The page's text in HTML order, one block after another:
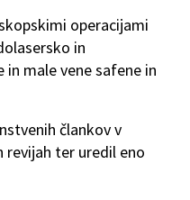
operacijami
in
male vene safene in
člankov v
revijah ter uredil eno